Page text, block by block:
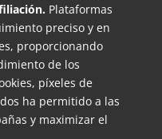
Plataformas
preciso y en
proporcionando
de los
píxeles de
ha permitido a las
y maximizar el